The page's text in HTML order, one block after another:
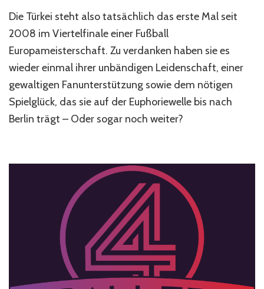
türkischer
Wahnsinn
Die Türkei steht also tatsächlich das erste Mal seit
2008 im Viertelfinale einer Fußball
Europameisterschaft. Zu verdanken haben sie es
wieder einmal ihrer unbändigen Leidenschaft, einer
gewaltigen Fanunterstützung sowie dem nötigen
Spielglück, das sie auf der Euphoriewelle bis nach
Berlin trägt – Oder sogar noch weiter?